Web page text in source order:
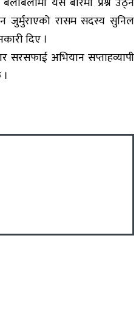
जुर्मुराएको रासम सदस्य सुनिल
दिए ।
अभियान सप्ताहव्यापी